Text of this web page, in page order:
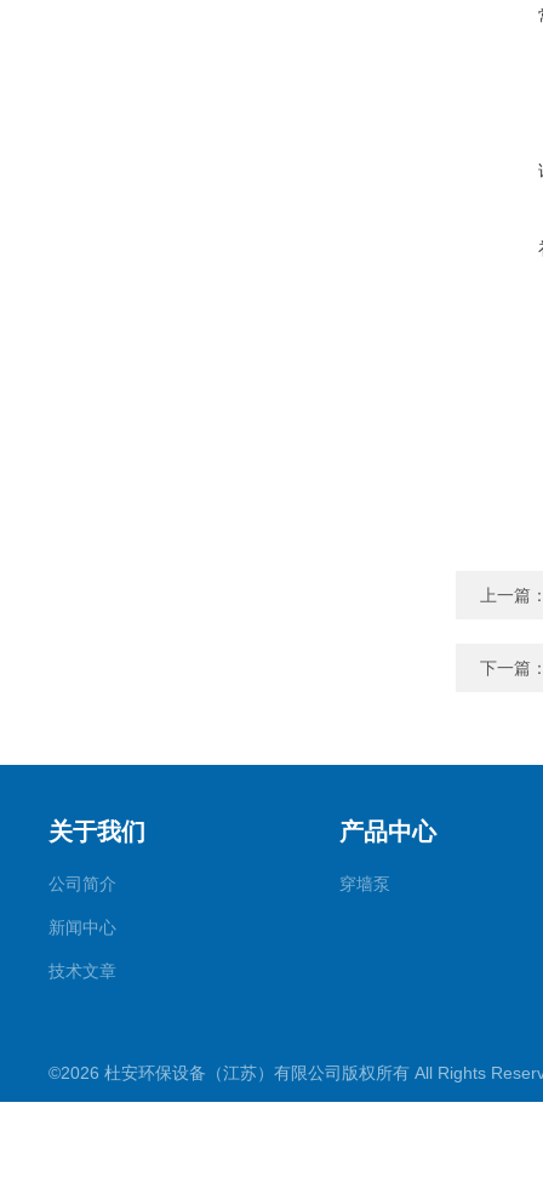
上一篇
下一篇
关于我们
公司简介
新闻中心
技术文章
产品中心
穿墙泵
©2026 杜安环保设备（江苏）有限公司版权所有 All Rights